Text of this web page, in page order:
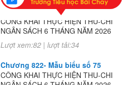
Chương 822- Mẫu biểu số 75
CÔNG KHAI THỰC HIỆN THU-CHI
NGÂN SÁCH 6 THÁNG NĂM 2026
Lượt xem:82 | lượt tải:34
Chương 822- Mẫu biểu số 75
CÔNG KHAI THỰC HIỆN THU-CHI
NGÂN SÁCH 6 THÁNG NĂM 2026